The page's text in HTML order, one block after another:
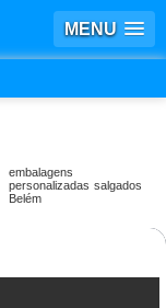
MENU
embalagens
personalizadas salgados
Belém